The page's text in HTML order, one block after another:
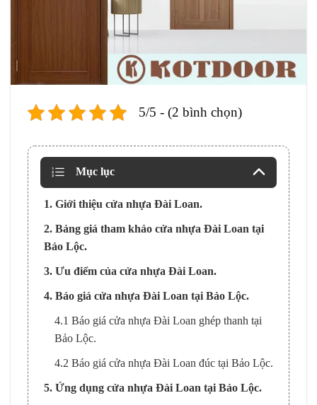
5/5 - (2 bình chọn)
Mục lục
1. Giới thiệu cửa nhựa Đài Loan.
2. Bảng giá tham khảo cửa nhựa Đài Loan tại
Bảo Lộc.
3. Ưu điểm của cửa nhựa Đài Loan.
4. Báo giá cửa nhựa Đài Loan tại Bảo Lộc.
4.1 Báo giá cửa nhựa Đài Loan ghép thanh tại
Bảo Lộc.
4.2 Báo giá cửa nhựa Đài Loan đúc tại Bảo Lộc.
5. Ứng dụng cửa nhựa Đài Loan tại Bảo Lộc.